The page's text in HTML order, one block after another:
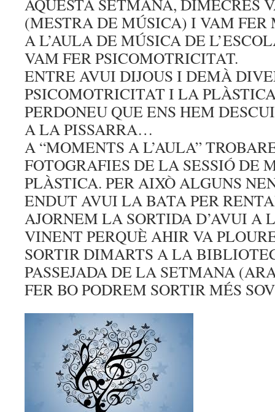
AQUESTA SETMANA, DIMECRES
(MESTRA DE MÚSICA) I VAM
A L’AULA DE MÚSICA DE
VAM FER PSICOMOTRICITAT.
ENTRE AVUI DIJOUS I DEMÀ
PSICOMOTRICITAT I LA
PERDONEU QUE ENS HEM
A LA PISSARRA…
A “MOMENTS A L’AULA”
FOTOGRAFIES DE LA SESSIÓ DE
PLÀSTICA. PER AIXÒ ALGUNS
ENDUT AVUI LA BATA PER
AJORNEM LA SORTIDA D’AVUI A
VINENT PERQUÈ AHIR VA
SORTIR DIMARTS A LA
PASSEJADA DE LA SETMANA
FER BO PODREM SORTIR MÉS